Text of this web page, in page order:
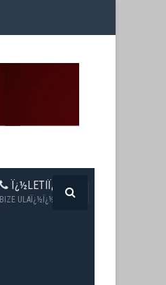
Ï¿½LETIÏ¿½IM
BIZE ULAÏ¿½Ï¿½N